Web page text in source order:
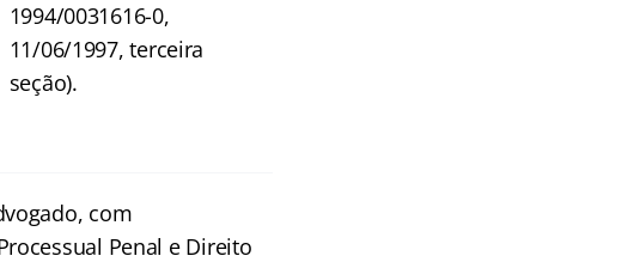
1994/0031616-0,
11/06/1997, terceira
seção).
com
Penal e Direito